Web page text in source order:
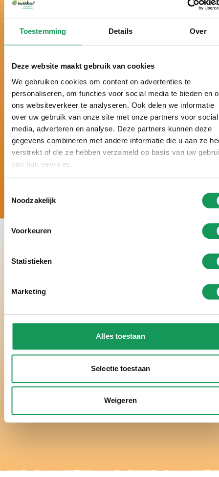
Toestemming Details Over
Deze website maakt gebruik van cookies
We gebruiken cookies om content en advertenties te
personaliseren, om functies voor social media te bieden en
ons websiteverkeer te analyseren. Ook delen we informatie
over uw gebruik van onze site met onze partners voor social
media, adverteren en analyse. Deze partners kunnen deze
gegevens combineren met andere informatie die u aan ze
verstrekt of die ze hebben verzameld op basis van uw
van hun services.
Noodzakelijk
Voorkeuren
Statistieken
Marketing
Alles toestaan
Selectie toestaan
Weigeren
Twentse natuur.
Al drie jaar verkozen tot beste vakantiepark van
Al drie keer bekroond met een gouden Zoover
Award en beoordeeld met 9,5+.
Vakantie op maat, met een persoonlijke
benadering en geheel volgens úw wensen.
5 sterren luxe: grote villa’s, moderne inrichting,
volop wellnessmogelijkheden en veel rust en
ruimte rondom de accommodaties.
Instagram